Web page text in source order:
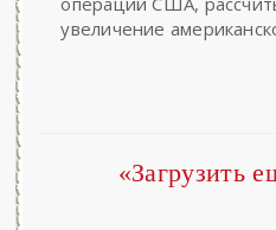
увеличение
«Загрузить